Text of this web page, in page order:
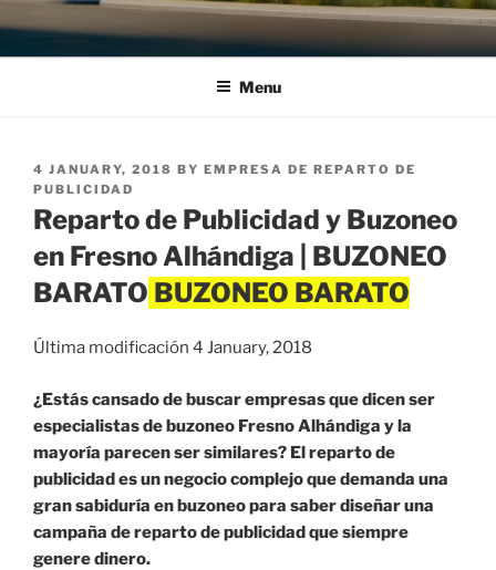
Menu
POSTED
ON
4 JANUARY, 2018 BY EMPRESA DE REPARTO DE
PUBLICIDAD
Reparto de Publicidad y Buzoneo
en Fresno Alhándiga | BUZONEO
BARATO
Última modificación 4 January, 2018
¿Estás cansado de buscar empresas que dicen ser
especialistas de buzoneo Fresno Alhándiga y la
mayoría parecen ser similares? El reparto de
publicidad es un negocio complejo que demanda una
gran sabiduría en buzoneo para saber diseñar una
campaña de reparto de publicidad que siempre
genere dinero.